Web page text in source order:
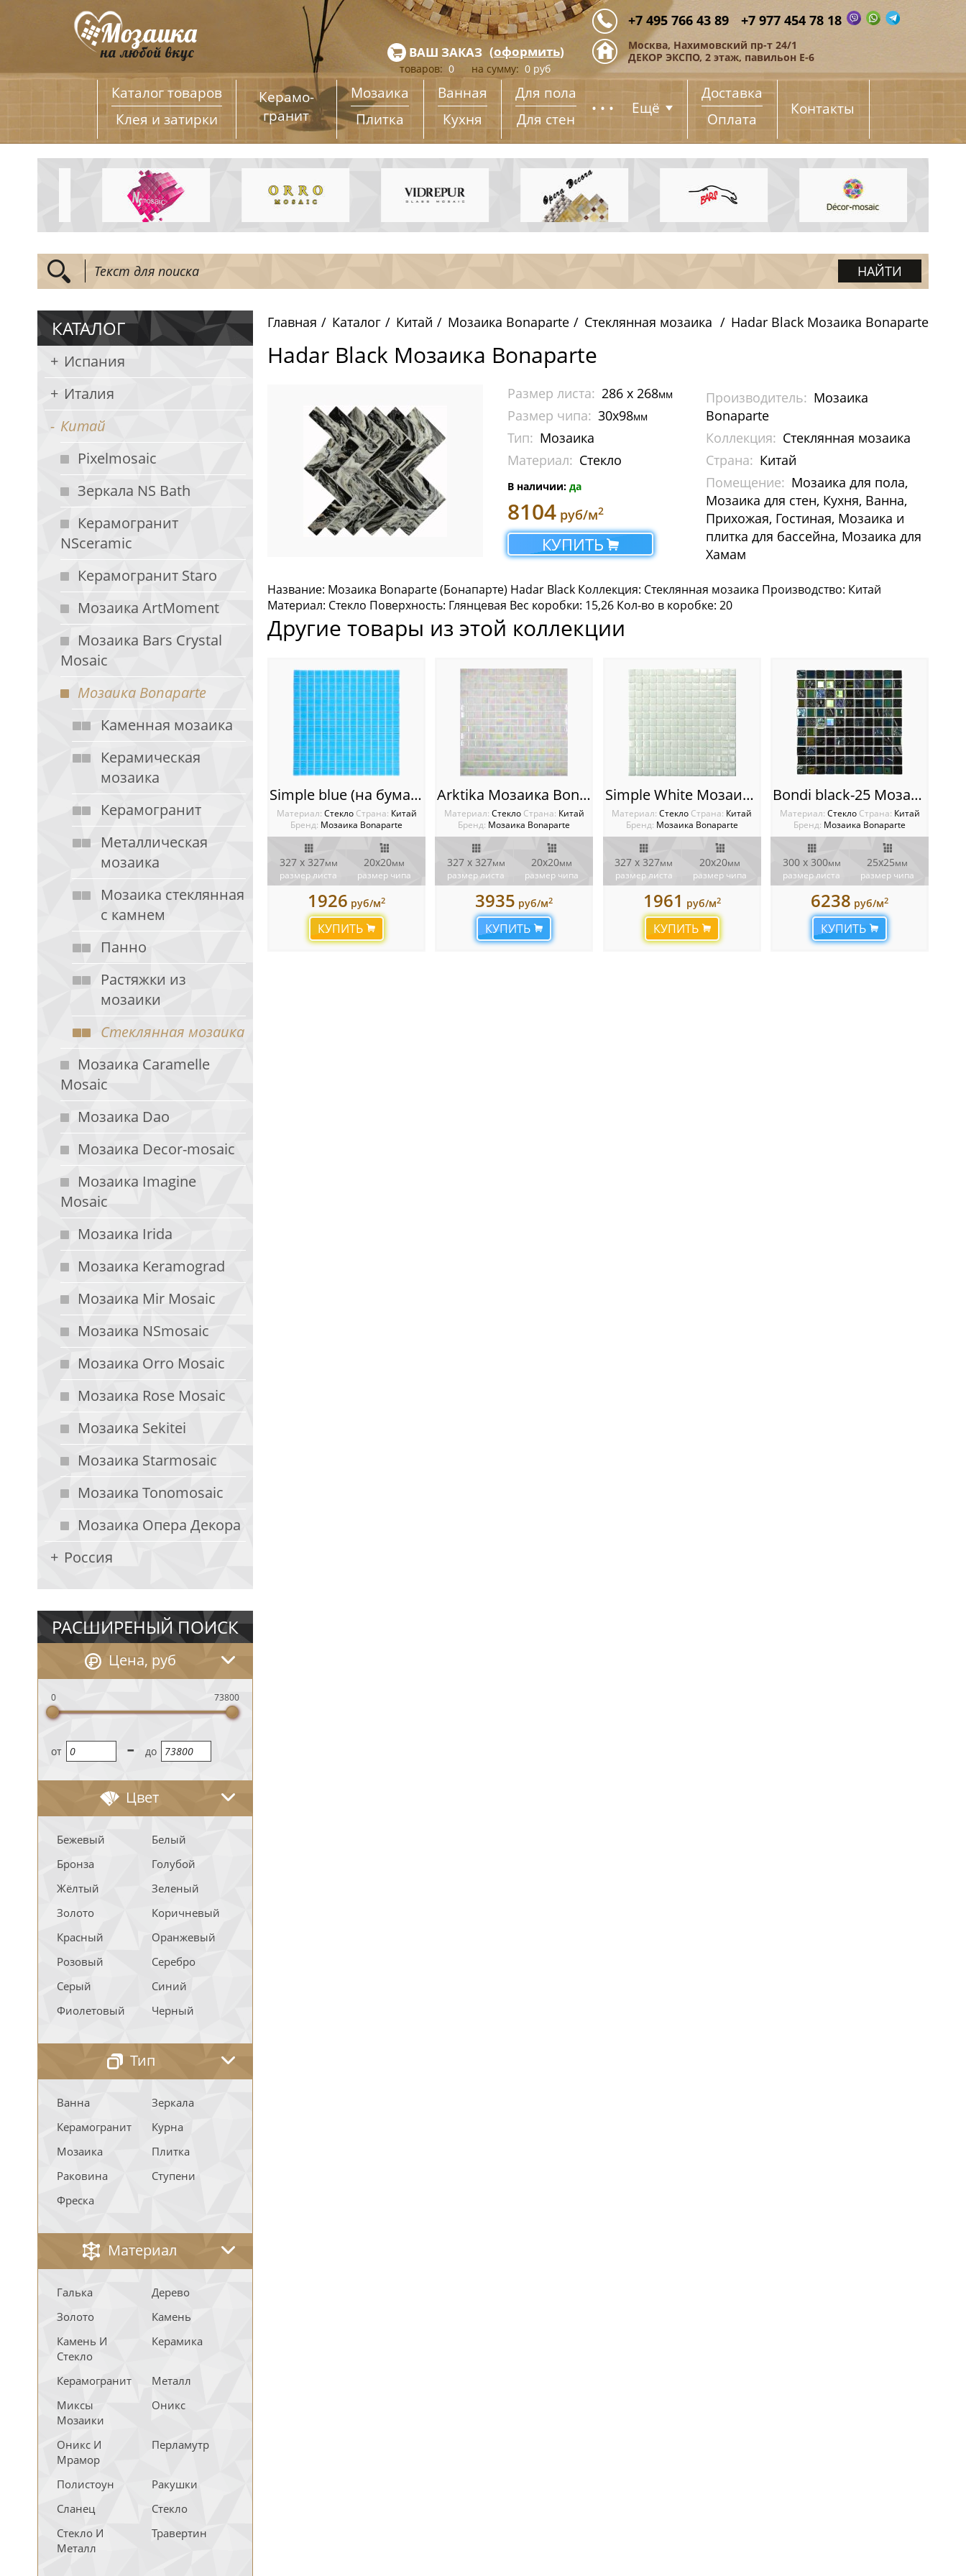
+7 495 766 43 89 +7 977 454 78 18
Москва, Нахимовский пр-т 24/1
ДЕКОР ЭКСПО, 2 этаж, павильон Е-6
ВАШ ЗАКАЗ (оформить)
товаров: 0 на сумму: 0 руб
Каталог товаров
Клея и затирки
Керамо­
гранит
Мозаика
Плитка
Ванная
Кухня
Для пола
Для стен
... Ещё
Доставка
Оплата
Контакты
КАТАЛОГ
Испания
Италия
Китай
Pixelmosaic
Зеркала NS Bath
Керамогранит
NSceramic
Керамогранит Staro
Мозаика ArtMoment
Мозаика Bars Crystal
Mosaic
Мозаика Bonaparte
Каменная мозаика
Керамическая
мозаика
Керамогранит
Металлическая
мозаика
Мозаика стеклянная
с камнем
Панно
Растяжки из
мозаики
Стеклянная мозаика
Мозаика Caramelle
Mosaic
Мозаика Dao
Мозаика Decor-mosaic
Мозаика Imagine
Mosaic
Мозаика Irida
Мозаика Keramograd
Мозаика Mir Mosaic
Мозаика NSmosaic
Мозаика Orro Mosaic
Мозаика Rose Mosaic
Мозаика Sekitei
Мозаика Starmosaic
Мозаика Tonomosaic
Мозаика Опера Декора
Россия
РАСШИРЕНЫЙ ПОИСК
Цена, руб
0 73800
oт - до
Цвет
Бежевый
Белый
Бронза
Голубой
Жёлтый
Зеленый
Золото
Коричневый
Красный
Оранжевый
Розовый
Серебро
Серый
Синий
Фиолетовый
Черный
Тип
Ванна
Зеркала
Керамогранит
Курна
Мозаика
Плитка
Раковина
Ступени
Фреска
Материал
Галька
Дерево
Золото
Камень
Камень И
Стекло
Керамика
Керамогранит
Металл
Миксы
Мозаики
Оникс
Оникс И
Мрамор
Перламутр
Полистоун
Ракушки
Сланец
Стекло
Стекло И
Металл
Травертин
Главная Каталог Китай Мозаика Bonaparte Стеклянная мозаика Hadar Black Мозаика Bonaparte
Hadar Black Мозаика Bonaparte
Производитель: Мозаика
Bonaparte
Коллекция: Стеклянная мозаика
Страна: Китай
Помещение: Мозаика для пола,
Мозаика для стен, Кухня, Ванна,
Прихожая, Гостиная, Мозаика и
плитка для бассейна, Мозаика для
Хамам
Размер листа: 286 x 268мм
Размер чипа: 30х98мм
Тип: Мозаика
Материал: Стекло
В наличии: да
8104 руб/м2
КУПИТЬ
Название: Мозаика Bonaparte (Бонапарте) Hadar Black Коллекция: Стеклянная мозаика Производство: Китай
Материал: Стекло Поверхность: Глянцевая Вес коробки: 15,26 Кол-во в коробке: 20
Другие товары из этой коллекции
Simple blue (на бумаге) Мозаика Bonaparte
Материал: Стекло Cтрана: Китай
Бренд: Мозаика Bonaparte
327 x 327мм
размер листа
20х20мм
размер чипа
1926 руб/м2
КУПИТЬ
Arktika Мозаика Bonaparte
Материал: Стекло Cтрана: Китай
Бренд: Мозаика Bonaparte
327 x 327мм
размер листа
20х20мм
размер чипа
3935 руб/м2
КУПИТЬ
Simple White Мозаика Bonaparte
Материал:Стекло Cтрана: Китай
Бренд: Мозаика Bonaparte
327 x 327мм
размер листа
20х20мм
размер чипа
1961 руб/м2
КУПИТЬ
Bondi black-25 Мозаика Bonaparte
Материал: Стекло Cтрана: Китай
Бренд: Мозаика Bonaparte
300 x 300мм
размер листа
25х25мм
размер чипа
6238 руб/м2
КУПИТЬ